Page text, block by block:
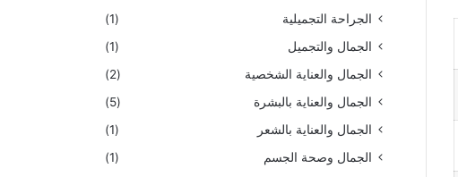
الجراحة التجميلية
(1)
الجمال والتجميل
(1)
الجمال والعناية الشخصية
(2)
الجمال والعناية بالبشرة
(5)
الجمال والعناية بالشعر
(1)
الجمال وصحة الجسم
(1)